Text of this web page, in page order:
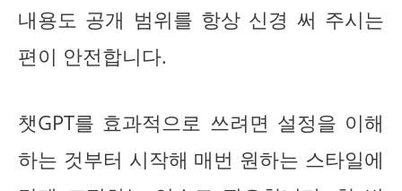
내용도 공개 범위를 항상 신경 써 주시는
편이 안전합니다.
챗GPT를 효과적으로 쓰려면 설정을 이해
하는 것부터 시작해 매번 원하는 스타일에